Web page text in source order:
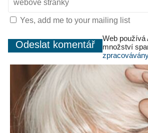
Yes, add me to your mailing list
Web
množství